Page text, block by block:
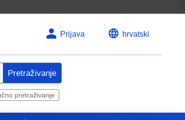
Prijava hrvatski
Pretraživanje
pretraživanje